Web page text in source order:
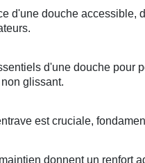
d'une douche accessible,
d'une douche pour
glissant.
est cruciale,
donnent un renfort